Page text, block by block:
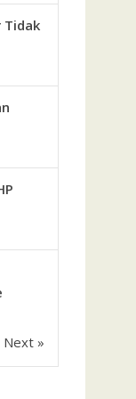
Tidak
Next »